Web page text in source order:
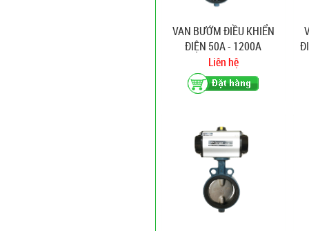
VAN BƯỚM ĐIỀU KHIỂN
ĐIỆN 50A - 1200A
Liên hệ